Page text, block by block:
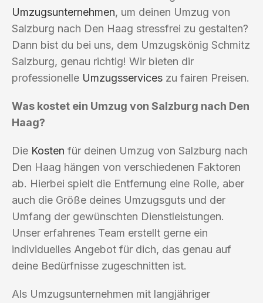
Umzugsunternehmen, um deinen Umzug von
Salzburg nach Den Haag stressfrei zu gestalten?
Dann bist du bei uns, dem Umzugskönig Schmitz
Salzburg, genau richtig! Wir bieten dir
professionelle Umzugsservices zu fairen Preisen.
Was kostet ein Umzug von Salzburg nach Den
Haag?
Die Kosten für deinen Umzug von Salzburg nach
Den Haag hängen von verschiedenen Faktoren
ab. Hierbei spielt die Entfernung eine Rolle, aber
auch die Größe deines Umzugsguts und der
Umfang der gewünschten Dienstleistungen.
Unser erfahrenes Team erstellt gerne ein
individuelles Angebot für dich, das genau auf
deine Bedürfnisse zugeschnitten ist.
Als Umzugsunternehmen mit langjähriger